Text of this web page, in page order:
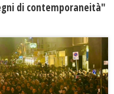
di contemporaneità"